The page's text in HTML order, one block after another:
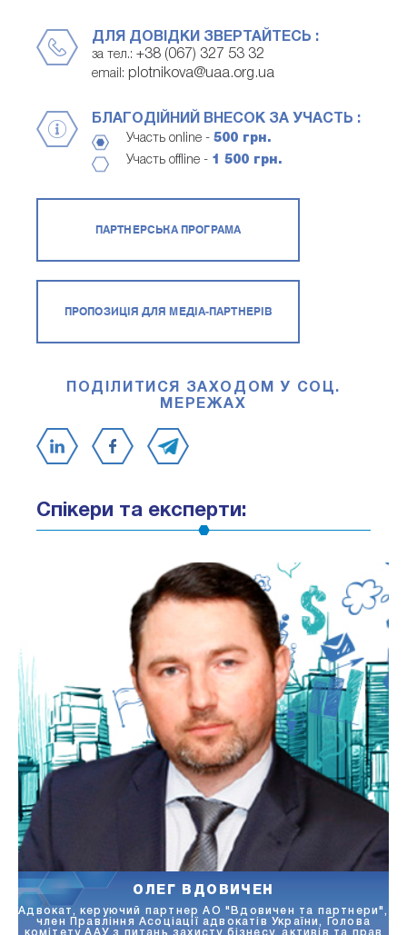
ДЛЯ ДОВІДКИ ЗВЕРТАЙТЕСЬ :
за тел.: +38 (067) 327 53 32
email: plotnikova@uaa.org.ua
БЛАГОДІЙНИЙ ВНЕСОК ЗА УЧАСТЬ :
Участь online - 500 грн.
Участь offline - 1 500 грн.
ПАРТНЕРСЬКА ПРОГРАМА
ПРОПОЗИЦІЯ ДЛЯ МЕДІА-ПАРТНЕРІВ
ПОДІЛИТИСЯ ЗАХОДОМ У СОЦ.
МЕРЕЖАХ
Спікери та експерти:
Керуючий партнер Stron, голова Комітету ААУ з IT
права